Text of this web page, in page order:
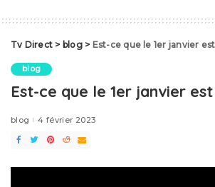
Tv Direct > blog> Est-ce que le 1er janvier
blog
Est-ce que le 1er janvier
blog 4 février 2023